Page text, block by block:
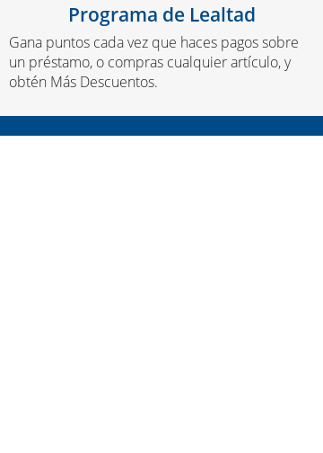
Programa de Lealtad
Gana puntos cada vez que haces pagos sobre
un préstamo, o compras cualquier artículo, y
obtén Más Descuentos.